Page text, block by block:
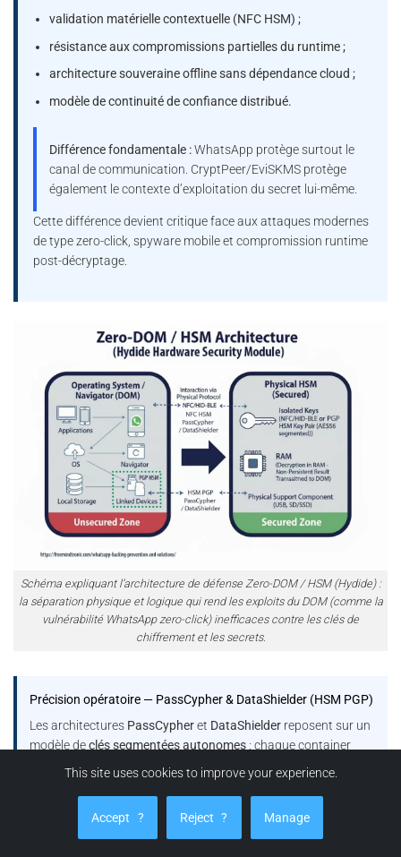
validation matérielle contextuelle (NFC HSM) ;
résistance aux compromissions partielles du runtime ;
architecture souveraine offline sans dépendance cloud ;
modèle de continuité de confiance distribué.
Différence fondamentale :WhatsApp protège surtout le
canal de communication. CryptPeer/EviSKMS protège
également le contexte d’exploitation du secret lui-même.
Cette différence devient critique face aux attaques modernes
de type zero-click, spyware mobile et compromission runtime
post-décryptage.
Schéma expliquant l’architecture de défense Zero-DOM / HSM (Hydide) :
la séparation physique et logique qui rend les exploits du DOM (comme la
vulnérabilité WhatsApp zero-click) inefficaces contre les clés de
chiffrement et les secrets.
Précision opératoire — PassCypher & DataShielder (HSM PGP)
Les architectures PassCypheret DataShielder reposent sur un
modèle declés segmentées autonomes : chaque container
chiffré encapsule des
segments de 256 bits
, et les fragments
de clé correspondants demeurent
isolés et sécurisés
transiter ni être persistés côté hôte dans un état exploitable.
This site uses cookies to improve your experience.
Accept ? Reject ? Manage